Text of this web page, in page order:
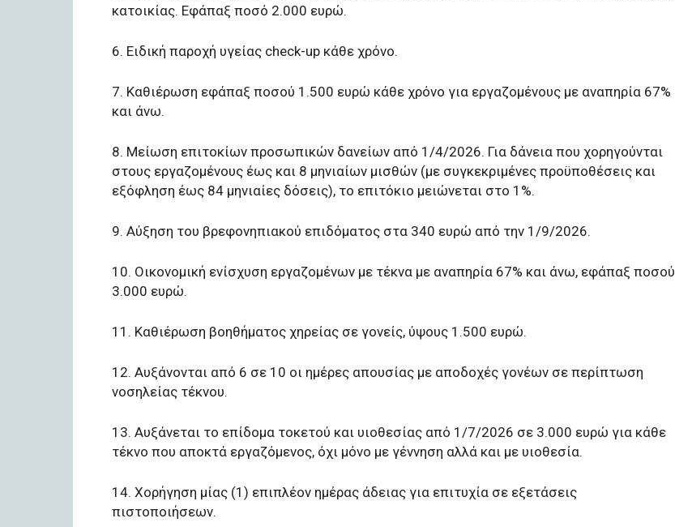
κατοικίας. Εφάπαξ ποσό 2.000 ευρώ.
6. Ειδική παροχή υγείας check-up κάθε χρόνο.
7. Καθιέρωση εφάπαξ ποσού 1.500 ευρώ κάθε χρόνο για εργαζομένους με αναπηρία 67%
και άνω.
8. Μείωση επιτοκίων προσωπικών δανείων από 1/4/2026. Για δάνεια που χορηγούνται
στους εργαζομένους έως και 8 μηνιαίων μισθών (με συγκεκριμένες προϋποθέσεις και
εξόφληση έως 84 μηνιαίες δόσεις), το επιτόκιο μειώνεται στο 1%.
9. Αύξηση του βρεφονηπιακού επιδόματος στα 340 ευρώ από την 1/9/2026.
10. Οικονομική ενίσχυση εργαζομένων με τέκνα με αναπηρία 67% και άνω, εφάπαξ ποσού
3.000 ευρώ.
11. Καθιέρωση βοηθήματος χηρείας σε γονείς, ύψους 1.500 ευρώ.
12. Αυξάνονται από 6 σε 10 οι ημέρες απουσίας με αποδοχές γονέων σε περίπτωση
νοσηλείας τέκνου.
13. Αυξάνεται το επίδομα τοκετού και υιοθεσίας από 1/7/2026 σε 3.000 ευρώ για κάθε
τέκνο που αποκτά εργαζόμενος, όχι μόνο με γέννηση αλλά και με υιοθεσία.
14. Χορήγηση μίας (1) επιπλέον ημέρας άδειας για επιτυχία σε εξετάσεις
πιστοποιήσεων.